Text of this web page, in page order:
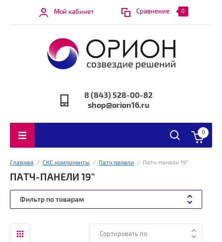
Мой кабинет Сравнение 0
8 (843) 528-00-82
shop@orion16.ru
0
Главная
  /
СКС компоненты
  /
Патч панели
  /  Патч-панели 19"
ПАТЧ-ПАНЕЛИ 19"
Фильтр по товарам
Сортировать по